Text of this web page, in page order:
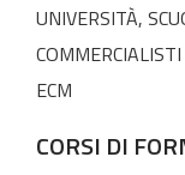
UNIVERSITÀ,
ECM
CORSI DI